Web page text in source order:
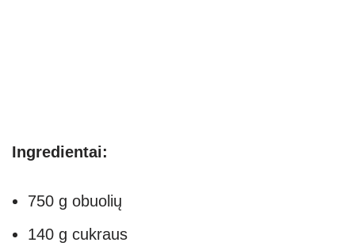
Ingredientai:
750 g obuolių
140 g cukraus